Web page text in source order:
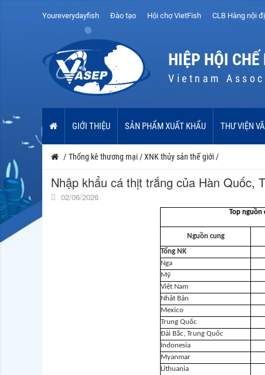
Youreverydayfish Đào tạo Hội chợ VietFish CLB Hàng nội
HIỆP HỘI
Vietnam
GIỚI THIỆU SẢN PHẨM XUẤT KHẨU THƯ VIỆN
/ Thống kê thương mại /XNK thủy sản thế giới /
Nhập khẩu cá thịt trắng của Hàn Quốc,
02/06/2026
Top nguồn
Nguồn cung
Tổng NK
Nga
Mỹ
Việt Nam
Nhật Bản
Mexico
Trung Quốc
Đài Bắc, Trung Quốc
Indonesia
Myanmar
Lithuania